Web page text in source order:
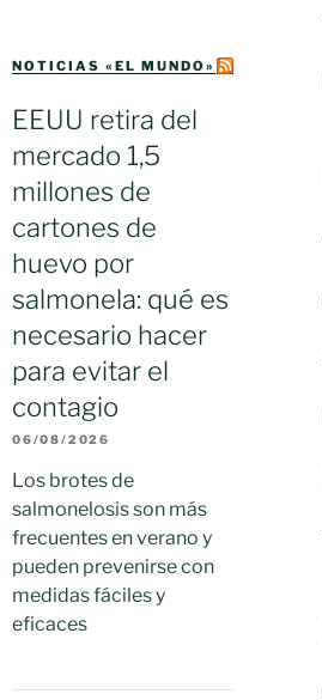
NOTICIAS «EL MUNDO»
EEUU retira del
mercado 1,5
millones de
cartones de
huevo por
salmonela: qué es
necesario hacer
para evitar el
contagio
06/08/2026
Los brotes de
salmonelosis son más
frecuentes en verano y
pueden prevenirse con
medidas fáciles y
eficaces